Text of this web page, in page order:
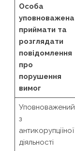
Особа
уповноважена
приймати та
розглядати
повідомлення
про
порушення
вимог
Уповноважений
з
антикорупціїної
діяльності